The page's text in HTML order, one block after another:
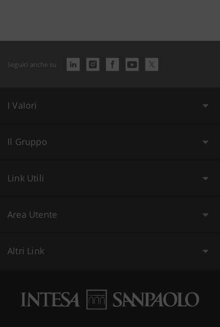
Seguici anche su
I Valori
Il Gruppo
Link Utili
Area Utente
Altri Link